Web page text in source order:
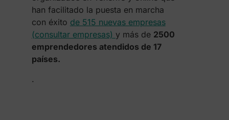
han facilitado la puesta en marcha
con éxito de 515 nuevas empresas
(consultar empresas) y más de 2500
emprendedores atendidos de 17
países.
.